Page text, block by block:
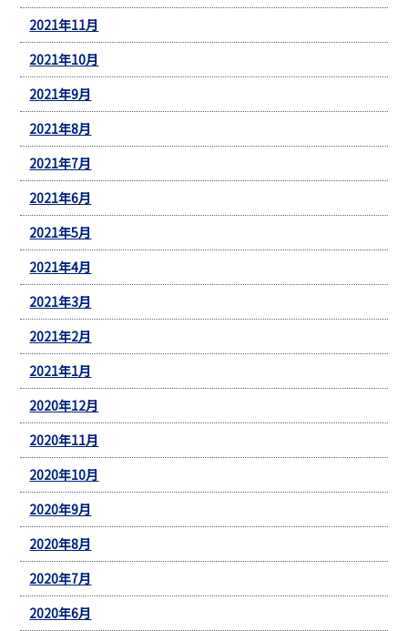
2021年11月
2021年10月
2021年9月
2021年8月
2021年7月
2021年6月
2021年5月
2021年4月
2021年3月
2021年2月
2021年1月
2020年12月
2020年11月
2020年10月
2020年9月
2020年8月
2020年7月
2020年6月